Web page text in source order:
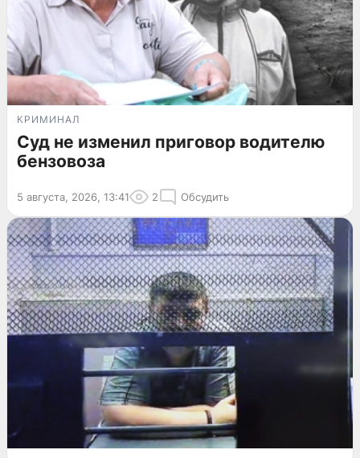
КРИМИНАЛ
Суд не изменил приговор водителю
бензовоза
5 августа, 2026, 13:41 2 Обсудить